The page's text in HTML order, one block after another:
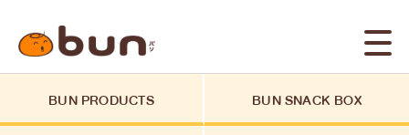
BUN PRODUCTS BUN SNACK BOX